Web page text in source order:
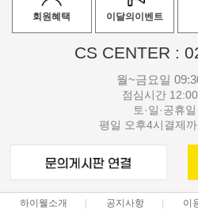
회원혜택 이달의이벤트
CS CENTER :
월~금요일
점심시간
토·일·공휴
평일 오후4시결제
하이웰소개 공지사항 이